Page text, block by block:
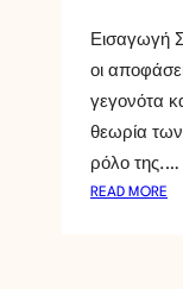
Εισαγωγή
οι
γεγονότα
θεωρία των
ρόλο της.…
READ MORE